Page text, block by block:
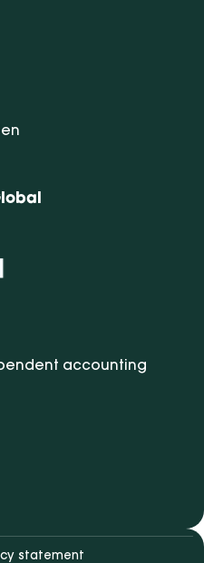
accounting
Facebook
op Youtube
statement